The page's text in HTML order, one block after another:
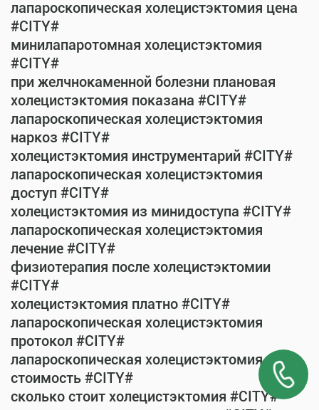
лапароскопическая холецистэктомия цена
#CITY#
минилапаротомная холецистэктомия
#CITY#
при желчнокаменной болезни плановая
холецистэктомия показана #CITY#
лапароскопическая холецистэктомия
наркоз #CITY#
холецистэктомия инструментарий #CITY#
лапароскопическая холецистэктомия
доступ #CITY#
холецистэктомия из минидоступа #CITY#
лапароскопическая холецистэктомия
лечение #CITY#
физиотерапия после холецистэктомии
#CITY#
холецистэктомия платно #CITY#
лапароскопическая холецистэктомия
протокол #CITY#
лапароскопическая холецистэктомия
стоимость #CITY#
сколько стоит холецистэктомия #CITY#